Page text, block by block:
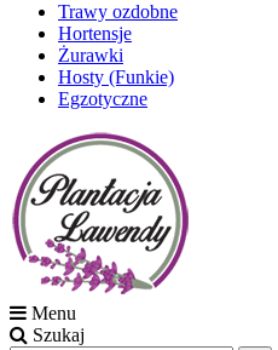
Trawy ozdobne
Hortensje
Żurawki
Hosty (Funkie)
Egzotyczne
Menu
Szukaj